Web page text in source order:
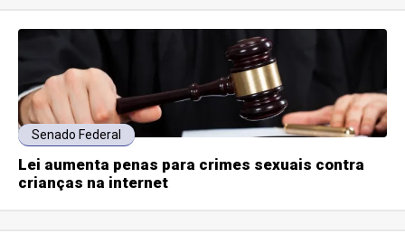
Senado Federal
Lei aumenta penas para crimes sexuais contra
crianças na internet